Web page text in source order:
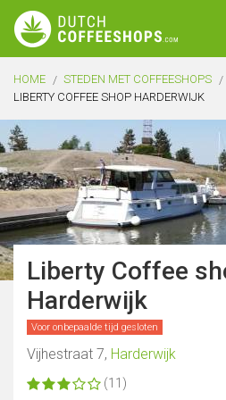
HOME STEDEN MET COFFEESHOPS
LIBERTY COFFEE SHOP HARDERWIJK
Liberty Coffee
Harderwijk
Voor onbepaalde tijd gesloten
Vijhestraat 7, Harderwijk
(11)